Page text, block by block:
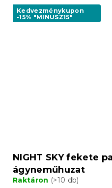
Kedvezménykupon
-15% "MINUSZ15"
NIGHT SKY fekete
ágyneműhuzat
Raktáron (>10 db)